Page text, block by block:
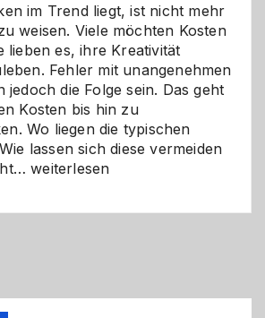
im Trend liegt, ist nicht mehr
weisen. Viele möchten Kosten
lieben es, ihre Kreativität
Fehler mit unangenehmen
jedoch die Folge sein. Das geht
Kosten bis hin zu
Wo liegen die typischen
lassen sich diese vermeiden
Selber
weiterlesen